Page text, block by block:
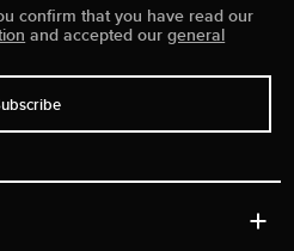
confirm that you have read our
and accepted ourgeneral